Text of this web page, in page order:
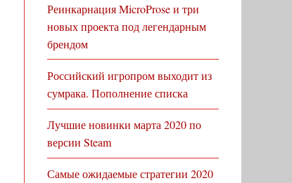
Реинкарнация MicroProse и три
новых проекта под легендарным
брендом
Российский игропром выходит из
сумрака. Пополнение списка
Лучшие новинки марта 2020 по
версии Steam
Самые ожидаемые стратегии 2020